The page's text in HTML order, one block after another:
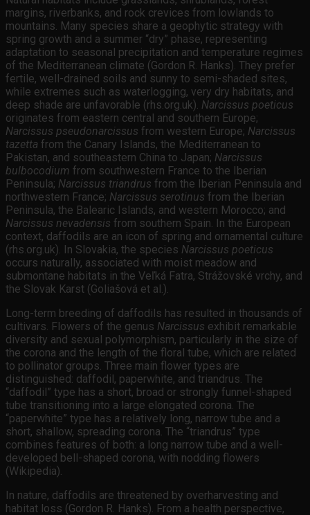
margins, riverbanks, and rock crevices from lowlands to
mountains. Many species share a geophytic strategy with
spring growth and a summer “dry” phase, representing
adaptation to seasonal precipitation and temperature regimes
of the Mediterranean climate (Gordon R. Hanks). They prefer
fertile, well-drained soils and sunny to semi-shaded sites,
while extremes such as waterlogging, very dry habitats, and
deep shade are unfavorable (rhs.org.uk). Narcissus poeticus
originates from eastern central and southern Europe;
Narcissus pseudonarcissus from western Europe; Narcissus
tazetta from the Canary Islands, the Mediterranean to
Pakistan, and southeastern China to Japan; Narcissus
bulbocodium from southwestern France to the Iberian
Peninsula; Narcissus triandrus from the Iberian Peninsula and
northwestern France; Narcissus serotinus from the Iberian
Peninsula, the Balearic Islands, and western Morocco; and
Narcissus nevadensis from southern Spain. In the European
context, daffodils are an icon of spring and ornamental culture
(rhs.org.uk). In Slovakia, the species Narcissus poeticus
occurs naturally, associated with moist meadow and
submontane habitats in the Veľká Fatra, Strážovské vrchy, and
the Slovak Karst (Goliašová et al.).
Long-term breeding of daffodils has resulted in thousands of
cultivars. Flowers of the genus Narcissus exhibit remarkable
diversity and sexual polymorphism, particularly in the size of
the corona and the length of the floral tube, which are related
to pollinator groups. Three main flower types are
distinguished: daffodil, paperwhite, and triandrus. The
“daffodil” type has a short, broad or strongly funnel-shaped
tube transitioning into a large elongated corona. The
“paperwhite” type has a relatively long, narrow tube and a
short, shallow, spreading corona. The “triandrus” type
combines features of both: a long narrow tube and a well-
developed bell-shaped corona, with nodding flowers
(Wikipedia).
In nature, daffodils are threatened by overharvesting and
habitat loss (Gordon R. Hanks). From a health perspective,